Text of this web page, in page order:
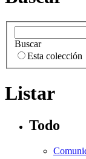
Buscar
Esta colección
Listar
Todo